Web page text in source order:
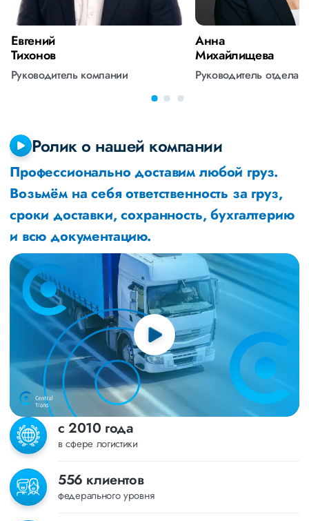
Евгений
Тихонов
Руководитель компании
Анна
Михайлищева
Руководитель отдела
Ролик о нашей компании
Профессионально доставим любой груз.
Возьмём на себя ответственность за груз,
сроки доставки, сохранность, бухгалтерию
и всю документацию.
с 2010 года
в сфере логистики
556 клиентов
федерального уровня